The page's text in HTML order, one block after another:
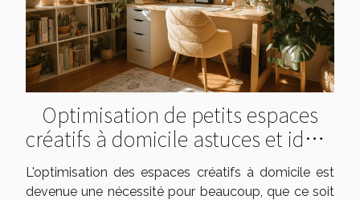
Optimisation de petits espaces
créatifs à domicile astuces et idées
d'aménagement
L'optimisation des espaces créatifs à domicile est
devenue une nécessité pour beaucoup, que ce soit